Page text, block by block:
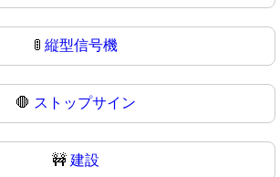
🚦 縦型信号機
🛑 ストップサイン
🚧 建設